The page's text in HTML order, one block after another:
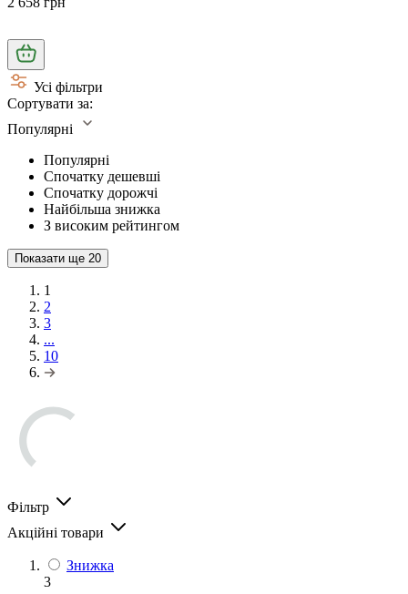
Усі фільтри
Сортувати за:
Популярні
Популярні
Спочатку дешевші
Спочатку дорожчі
Найбільша знижка
З високим рейтингом
Показати ще 20
1
2
3
...
10
Фільтр
Акційні товари
Знижка
3